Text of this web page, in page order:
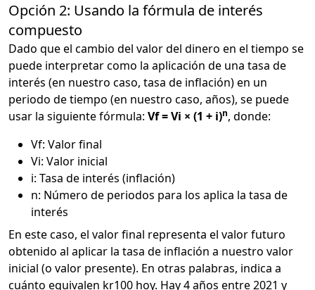
Opción 2: Usando la fórmula de interés
compuesto
Dado que el cambio del valor del dinero en el tiempo se
puede interpretar como la aplicación de una tasa de
interés (en nuestro caso, tasa de inflación) en un
periodo de tiempo (en nuestro caso, años), se puede
usar la siguiente fórmula: Vf = Vi × (1 + i)n, donde:
Vf: Valor final
Vi: Valor inicial
i: Tasa de interés (inflación)
n: Número de periodos para los aplica la tasa de
interés
En este caso, el valor final representa el valor futuro
obtenido al aplicar la tasa de inflación a nuestro valor
inicial (o valor presente). En otras palabras, indica a
cuánto equivalen kr100 hoy. Hay 4 años entre 2021 y